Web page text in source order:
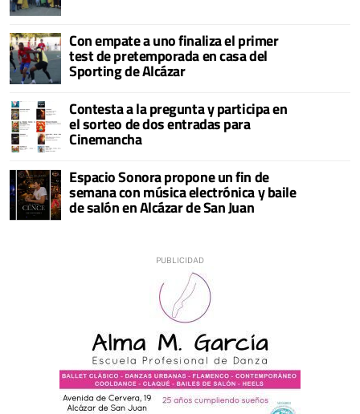
Con empate a uno finaliza el primer
test de pretemporada en casa del
Sporting de Alcázar
Contesta a la pregunta y participa en
el sorteo de dos entradas para
Cinemancha
Espacio Sonora propone un fin de
semana con música electrónica y baile
de salón en Alcázar de San Juan